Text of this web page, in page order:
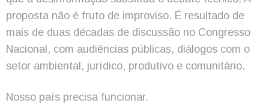
proposta não é fruto de improviso. É resultado de
mais de duas décadas de discussão no Congresso
Nacional, com audiências públicas, diálogos com o
setor ambiental, jurídico, produtivo e comunitário.
Nosso país precisa funcionar.